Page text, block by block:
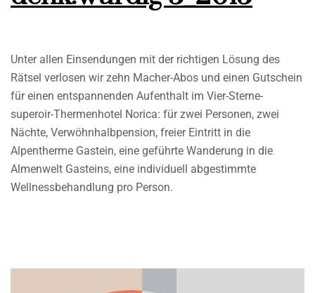
Unter allen Einsendungen mit der richtigen Lösung des
Rätsel verlosen wir zehn Macher-Abos und einen Gutschein
für einen entspannenden Aufenthalt im Vier-Sterne-
superoir-Thermenhotel Norica: für zwei Personen, zwei
Nächte, Verwöhnhalbpension, freier Eintritt in die
Alpentherme Gastein, eine geführte Wanderung in die
Almenwelt Gasteins, eine individuell abgestimmte
Wellnessbehandlung pro Person.